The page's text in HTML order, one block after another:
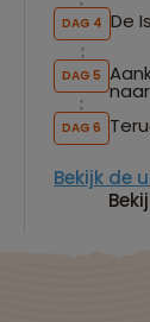
DAG 4 De
DAG 5
DAG 6
Bekijk de